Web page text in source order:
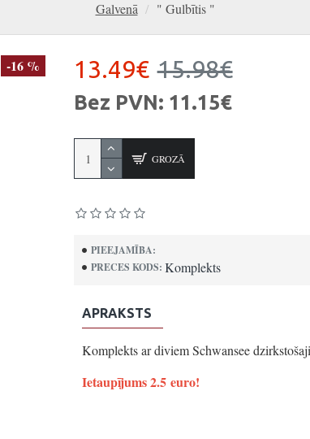
Galvenā " Gulbītis "
-16 %
PIEEJAMĪBA:
PRECES KODS: Komplekts
13.49€ 15.98€
Bez PVN: 11.15€
GROZĀ
APRAKSTS
Komplekts ar diviem Schwansee
Ietaupījums 2.5 euro!